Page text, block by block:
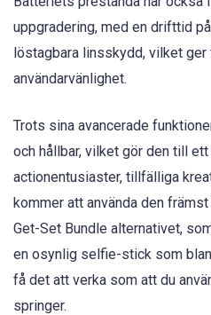
uppgradering, med en drifttid
löstagbara linsskydd, vilket
användarvänlighet.
Trots sina avancerade
och hållbar, vilket gör den till
actionentusiaster, tillfälliga
kommer att använda den
Get-Set Bundle alternativet,
en osynlig selfie-stick som
få det att verka som att du
springer.